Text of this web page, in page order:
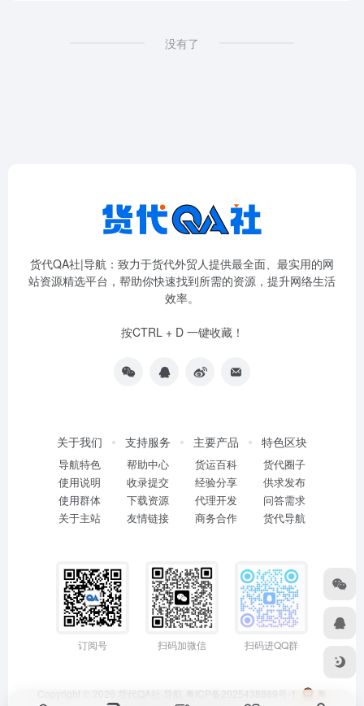
没有了
货代QA社|导航：致力于货代外贸人提供最全面、最实用的网
站资源精选平台，帮助你快速找到所需的资源，提升网络生活
效率。
按CTRL + D 一键收藏！
关于我们
导航特色
使用说明
使用群体
关于主站
支持服务
帮助中心
收录提交
下载资源
友情链接
主要产品
货运百科
经验分享
代理开发
商务合作
特色区块
货代圈子
供求发布
问答需求
货代导航
订阅号 扫码加微信 扫码进QQ群
Copyright © 2026 货代QA社·导航 粤ICP备2025438889号-1
粤